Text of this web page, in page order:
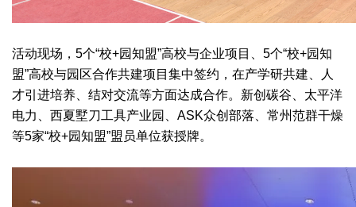
活动现场，5个“校+园知盟”高校与企业项目、5个“校+园知
盟”高校与园区合作共建项目集中签约，在产学研共建、人
才引进培养、结对交流等方面达成合作。新创碳谷、太平洋
电力、西夏墅刀工具产业园、ASK众创部落、常州范群干燥
等5家“校+园知盟”盟员单位获授牌。